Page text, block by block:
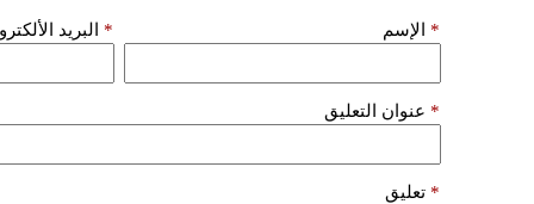
الإسم * البريد *
عنوان التعليق *
تعليق *